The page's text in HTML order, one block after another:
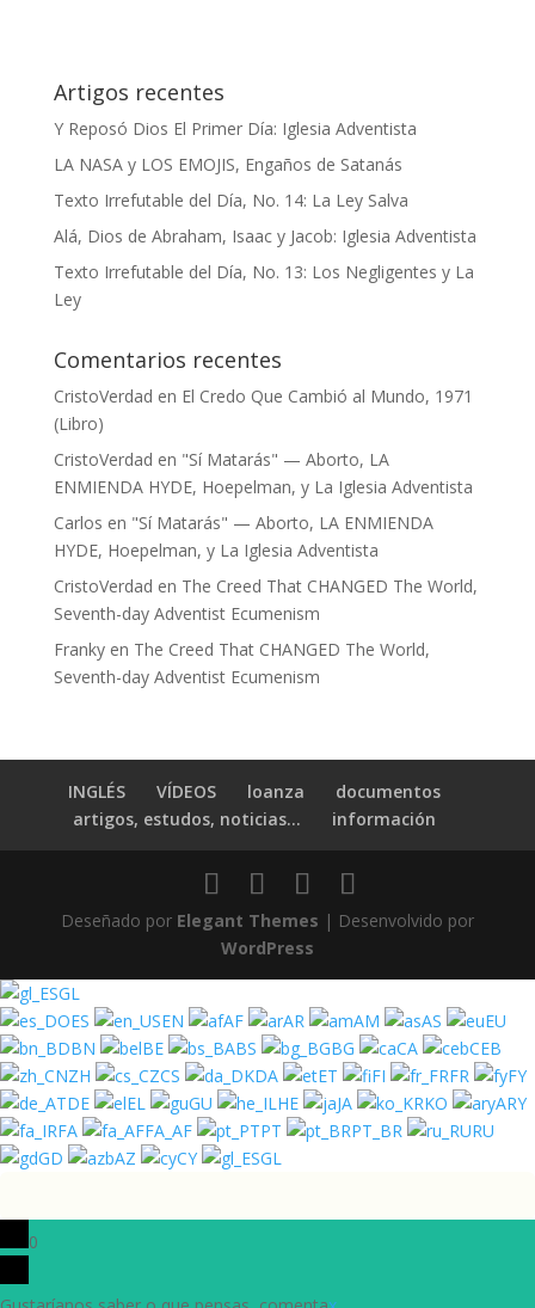
Artigos recentes
Y Reposó Dios El Primer Día: Iglesia Adventista
LA NASA y LOS EMOJIS, Engaños de Satanás
Texto Irrefutable del Día, No. 14: La Ley Salva
Alá, Dios de Abraham, Isaac y Jacob: Iglesia Adventista
Texto Irrefutable del Día, No. 13: Los Negligentes y La
Ley
Comentarios recentes
CristoVerdad en El Credo Que Cambió al Mundo, 1971
(Libro)
CristoVerdad en "Sí Matarás" — Aborto, LA
ENMIENDA HYDE, Hoepelman, y La Iglesia Adventista
Carlos en "Sí Matarás" — Aborto, LA ENMIENDA
HYDE, Hoepelman, y La Iglesia Adventista
CristoVerdad en The Creed That CHANGED The World,
Seventh-day Adventist Ecumenism
Frankyen The Creed That CHANGED The World,
Seventh-day Adventist Ecumenism
INGLÉS VÍDEOS loanza
documentos
artigos, estudos, noticias...
información
Deseñado por Elegant Themes | Desenvolvido por
WordPress
GL
ES
EN AF AR AM AS
EU
BN
BE BS BG CA
CEB
ZH
CS DA ET FI FR
FY
DE
EL GU HE JA KO
ARY
FA
FA_AF PT PT_BR
RU
GD
AZ CY GL
0